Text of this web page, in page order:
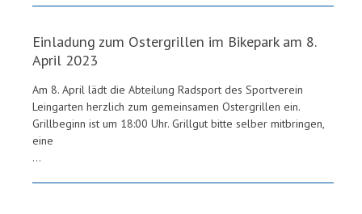
Einladung zum Ostergrillen im Bikepark am 8.
April 2023
Am 8. April lädt die Abteilung Radsport des Sportverein
Leingarten herzlich zum gemeinsamen Ostergrillen ein.
Grillbeginn ist um 18:00 Uhr. Grillgut bitte selber mitbringen,
eine
...